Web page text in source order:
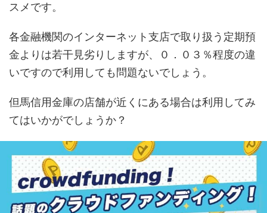
スメです。
各金融機関のインターネット支店で取り扱う定期預
金よりは若干見劣りしますが、０．０３％程度の違
いですので利用しても問題ないでしょう。
但馬信用金庫の店舗が近くにある場合は利用してみ
てはいかがでしょうか？